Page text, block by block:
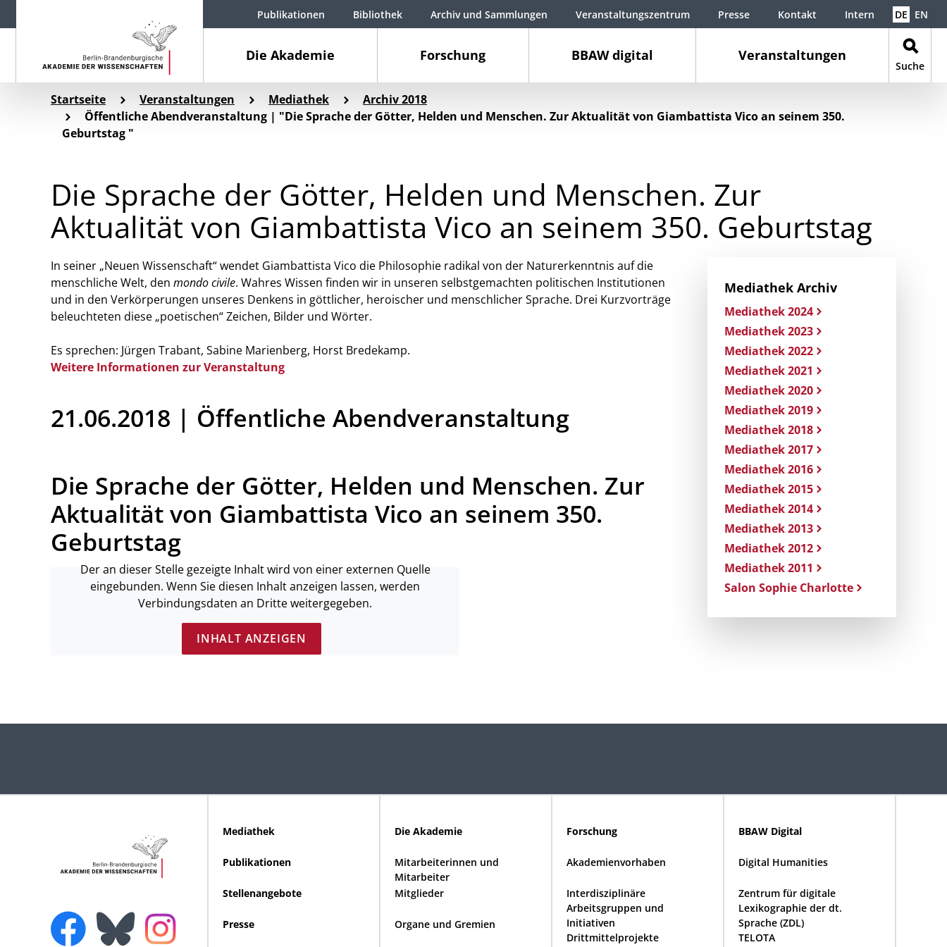
Die Akademie Forschung BBAW digital Veranstaltungen
Suche
Publikationen Bibliothek Archiv und Sammlungen Veranstaltungszentrum Presse Kontakt Intern DE EN
Startseite Veranstaltungen Mediathek
Archiv 2018
Öffentliche Abendveranstaltung | "Die Sprache der Götter, Helden und Menschen. Zur Aktualität von Giambattista Vico an seinem 350.
Geburtstag "
Die Sprache der Götter, Helden und Menschen. Zur
Aktualität von Giambattista Vico an seinem 350. Geburtstag
In seiner „Neuen Wissenschaft“ wendet Giambattista Vico die Philosophie radikal von der Naturerkenntnis auf die
menschliche Welt, den mondo civile. Wahres Wissen finden wir in unseren selbstgemachten politischen Institutionen
und in den Verkörperungen unseres Denkens in göttlicher, heroischer und menschlicher Sprache. Drei Kurzvorträge
beleuchteten diese „poetischen“ Zeichen, Bilder und Wörter.
Es sprechen: Jürgen Trabant, Sabine Marienberg, Horst Bredekamp.
Weitere Informationen zur Veranstaltung
21.06.2018 | Öffentliche Abendveranstaltung
Die Sprache der Götter, Helden und Menschen. Zur
Aktualität von Giambattista Vico an seinem 350.
Geburtstag
Der an dieser Stelle gezeigte Inhalt wird von einer externen Quelle
eingebunden. Wenn Sie diesen Inhalt anzeigen lassen, werden
Verbindungsdaten an Dritte weitergegeben.
INHALT ANZEIGEN
Mediathek Archiv
Mediathek 2024
Mediathek 2023
Mediathek 2022
Mediathek 2021
Mediathek 2020
Mediathek 2019
Mediathek 2018
Mediathek 2017
Mediathek 2016
Mediathek 2015
Mediathek 2014
Mediathek 2013
Mediathek 2012
Mediathek 2011
Salon Sophie Charlotte
Mediathek
Publikationen
Stellenangebote
Presse
Die Akademie
Mitarbeiterinnen und
Mitarbeiter
Mitglieder
Organe und Gremien
Forschung
Akademienvorhaben
Interdisziplinäre
Arbeitsgruppen und
Initiativen
Drittmittelprojekte
BBAW Digital
Digital Humanities
Zentrum für digitale
Lexikographie der dt.
Sprache (ZDL)
TELOTA